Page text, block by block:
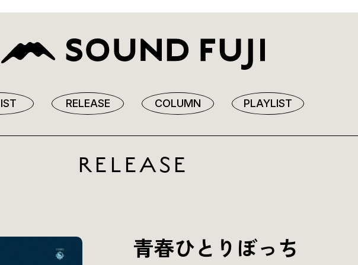
RELEASE COLUMN PLAYLIST
RELEASE
青春ひとりぼっち